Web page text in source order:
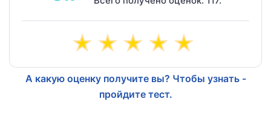
А какую оценку получите вы? Чтобы узнать -
пройдите тест.